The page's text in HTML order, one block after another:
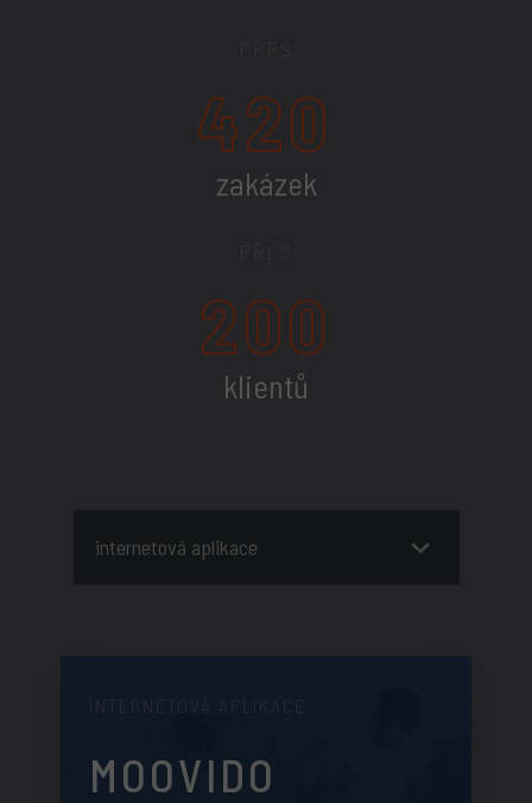
420
zakázek
200
klientů
internetová aplikace
INTERNETOVÁ APLIKACE
MOOVIDO